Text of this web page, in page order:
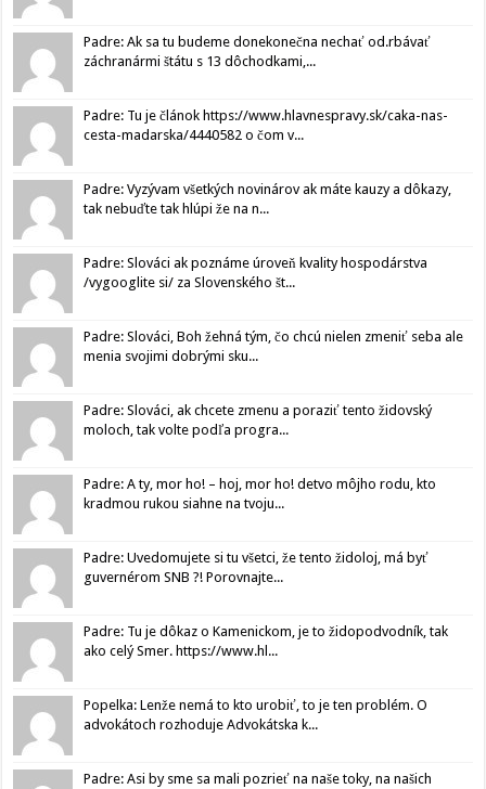
Padre: Ak sa tu budeme donekonečna nechať od.rbávať
záchranármi štátu s 13 dôchodkami,...
Padre: Tu je článok https://www.hlavnespravy.sk/caka-nas-
cesta-madarska/4440582 o čom v...
Padre: Vyzývam všetkých novinárov ak máte kauzy a dôkazy,
tak nebuďte tak hlúpi že na n...
Padre: Slováci ak poznáme úroveň kvality hospodárstva
/vygooglite si/ za Slovenského št...
Padre: Slováci, Boh žehná tým, čo chcú nielen zmeniť seba ale
menia svojimi dobrými sku...
Padre: Slováci, ak chcete zmenu a poraziť tento židovský
moloch, tak volte podľa progra...
Padre: A ty, mor ho! – hoj, mor ho! detvo môjho rodu, kto
kradmou rukou siahne na tvoju...
Padre: Uvedomujete si tu všetci, že tento židoloj, má byť
guvernérom SNB ?! Porovnajte...
Padre: Tu je dôkaz o Kamenickom, je to židopodvodník, tak
ako celý Smer. https://www.hl...
Popelka: Lenže nemá to kto urobiť, to je ten problém. O
advokátoch rozhoduje Advokátska k...
Padre: Asi by sme sa mali pozrieť na naše toky, na našich